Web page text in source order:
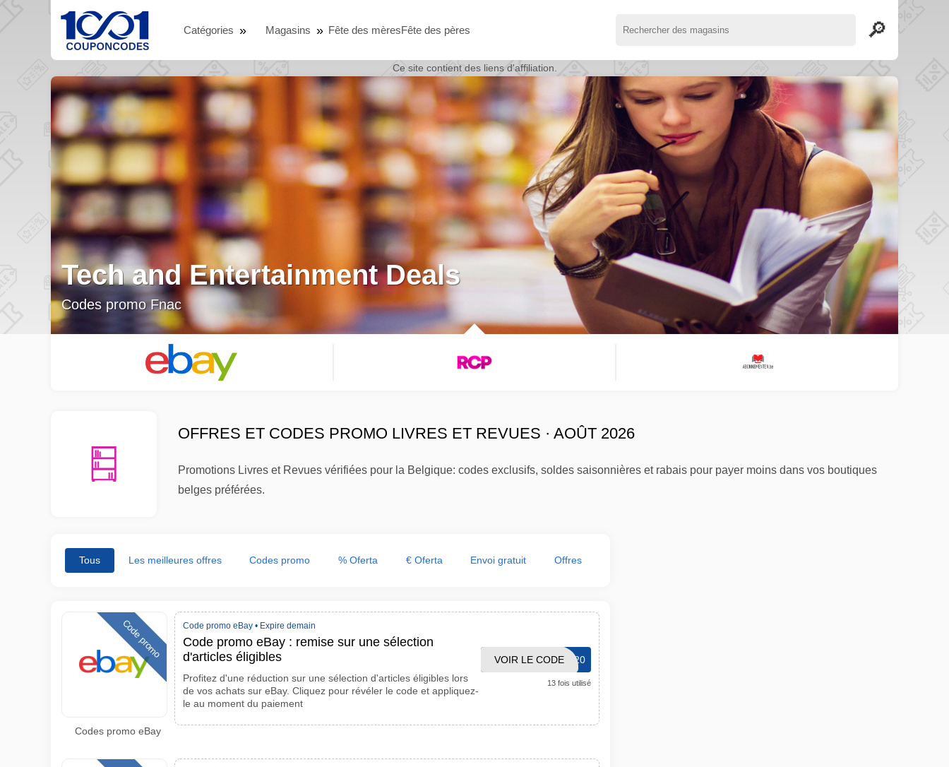
Catégories Magasins Fête des mèresFête des pères
Ce site contient des liens d'affiliation.
Abonnez-vous et économisez
Codes promo Roularta Abonnement
OFFRES ET CODES PROMO LIVRES ET REVUES · AOÛT 2026
Promotions Livres et Revues vérifiées pour la Belgique: codes exclusifs, soldes saisonnières et rabais pour payer moins dans vos boutiques
belges préférées.
Tous Les meilleures offres Codes promo % Oferta € Oferta Envoi gratuit Offres
Code promo
Codes promo eBay
Code promo eBay • Expire demain
Code promo eBay : remise sur une sélection
d'articles éligibles
Profitez d'une réduction sur une sélection d'articles éligibles lors
de vos achats sur eBay. Cliquez pour révéler le code et appliquez-
le au moment du paiement
CHARLOTTESHOP20
VOIR LE CODE
13 fois utilisé